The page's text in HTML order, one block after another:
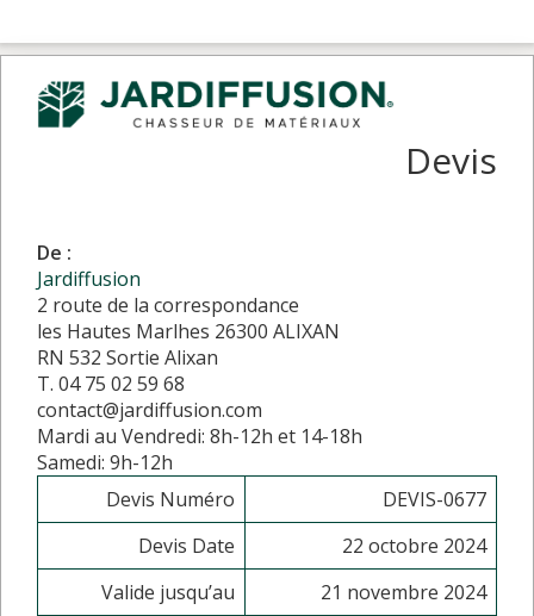
Devis
De :
Jardiffusion
2 route de la correspondance
les Hautes Marlhes 26300 ALIXAN
RN 532 Sortie Alixan
T. 04 75 02 59 68
contact@jardiffusion.com
Mardi au Vendredi: 8h-12h et 14-18h
Samedi: 9h-12h
Devis Numéro
DEVIS-0677
Devis Date
22 octobre 2024
Valide jusqu’au
21 novembre 2024